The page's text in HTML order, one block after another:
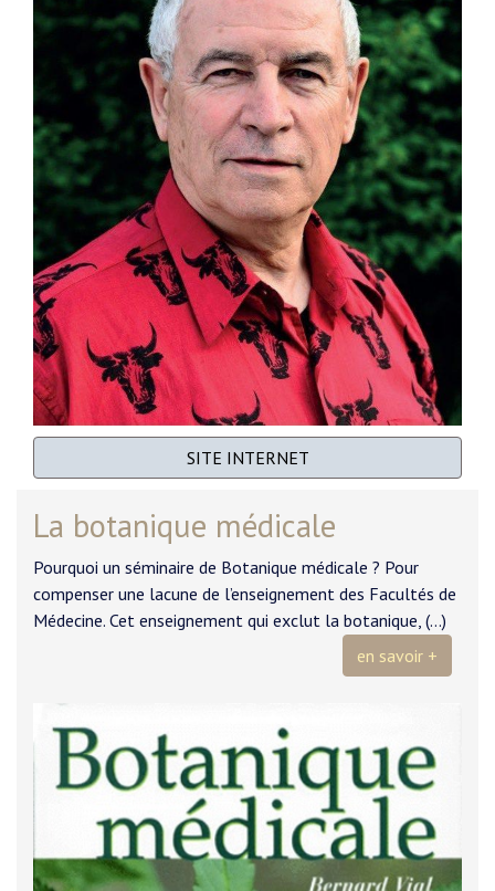
SITE INTERNET
La botanique médicale
Pourquoi un séminaire de Botanique médicale ? Pour
compenser une lacune de l’enseignement des Facultés de
Médecine. Cet enseignement qui exclut la botanique, (…)
en savoir +